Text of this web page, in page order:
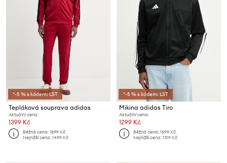
*-5 % s kódem: LST
Tepláková souprava adidas
Aktuální cena:
1399 Kč
Běžná cena:1899 Kč
Nejnižší cena:1499 Kč
*-5 % s kódem: LST
Mikina adidas Tiro
Aktuální cena:
1299 Kč
Běžná cena:1599 Kč
Nejnižší cena:1319 Kč